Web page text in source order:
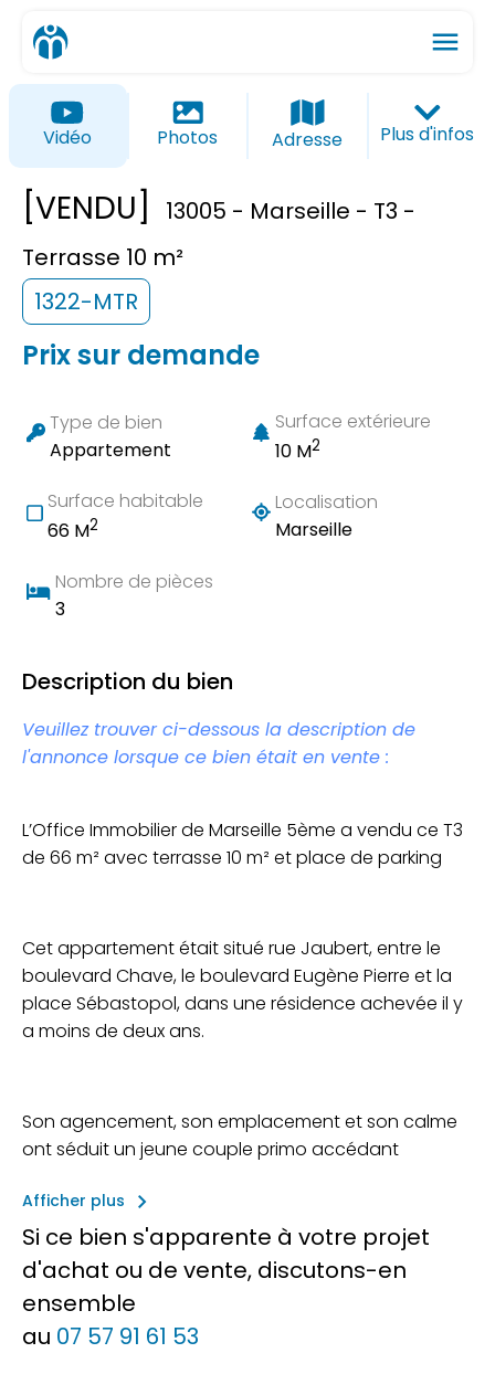
menu
ios_share
Vidéo Photos Adresse Plus d'infos
[VENDU]
13005 - Marseille - T3 -
Terrasse 10 m²
1322-MTR
Prix sur demande
Type de bien
Appartement
Surface extérieure
10 M2
Surface habitable
66 M2
Localisation
Marseille
Nombre de pièces
3
Description du bien
Veuillez trouver ci-dessous la description de
l'annonce lorsque ce bien était en vente :
L’Office Immobilier de Marseille 5ème a vendu ce T3
de 66 m² avec terrasse 10 m² et place de parking
Cet appartement était situé rue Jaubert, entre le
boulevard Chave, le boulevard Eugène Pierre et la
place Sébastopol, dans une résidence achevée il y
a moins de deux ans.
Son agencement, son emplacement et son calme
ont séduit un jeune couple primo accédant
Afficher plus
keyboard_arrow_right
Si ce bien s'apparente à votre projet
d'achat ou de vente, discutons-en
ensemble
au 07 57 91 61 53